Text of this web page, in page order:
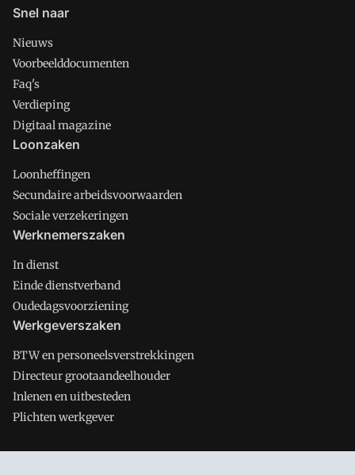
Snel naar
Nieuws
Voorbeelddocumenten
Faq's
Verdieping
Digitaal magazine
Loonzaken
Loonheffingen
Secundaire arbeidsvoorwaarden
Sociale verzekeringen
Werknemerszaken
In dienst
Einde dienstverband
Oudedagsvoorziening
Werkgeverszaken
BTW en personeelsverstrekkingen
Directeur grootaandeelhouder
Inlenen en uitbesteden
Plichten werkgever